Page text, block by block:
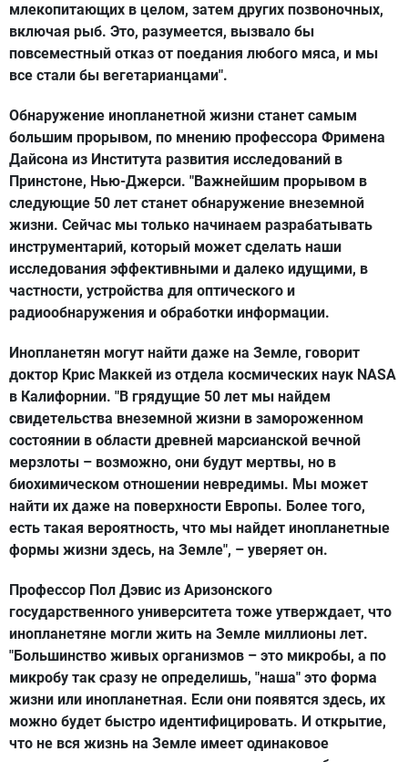
млекопитающих в целом, затем других позвоночных,
включая рыб. Это, разумеется, вызвало бы
повсеместный отказ от поедания любого мяса, и мы
все стали бы вегетарианцами".
Обнаружение инопланетной жизни станет самым
большим прорывом, по мнению профессора Фримена
Дайсона из Института развития исследований в
Принстоне, Нью-Джерси. "Важнейшим прорывом в
следующие 50 лет станет обнаружение внеземной
жизни. Сейчас мы только начинаем разрабатывать
инструментарий, который может сделать наши
исследования эффективными и далеко идущими, в
частности, устройства для оптического и
радиообнаружения и обработки информации.
Инопланетян могут найти даже на Земле, говорит
доктор Крис Маккей из отдела космических наук NASA
в Калифорнии. "В грядущие 50 лет мы найдем
свидетельства внеземной жизни в замороженном
состоянии в области древней марсианской вечной
мерзлоты – возможно, они будут мертвы, но в
биохимическом отношении невредимы. Мы может
найти их даже на поверхности Европы. Более того,
есть такая вероятность, что мы найдет инопланетные
формы жизни здесь, на Земле", – уверяет он.
Профессор Пол Дэвис из Аризонского
государственного университета тоже утверждает, что
инопланетяне могли жить на Земле миллионы лет.
"Большинство живых организмов – это микробы, а по
микробу так сразу не определишь, "наша" это форма
жизни или инопланетная. Если они появятся здесь, их
можно будет быстро идентифицировать. И открытие,
что не вся жизнь на Земле имеет одинаковое